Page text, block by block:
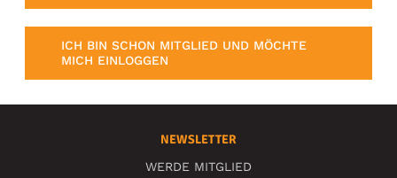
ICH BIN SCHON MITGLIED UND MÖCHTE
MICH EINLOGGEN
NEWSLETTER
WERDE MITGLIED